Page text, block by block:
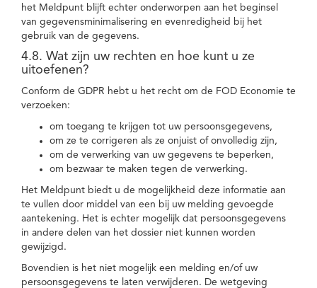
het Meldpunt blijft echter onderworpen aan het beginsel
van gegevensminimalisering en evenredigheid bij het
gebruik van de gegevens.
4.8. Wat zijn uw rechten en hoe kunt u ze
uitoefenen?
Conform de GDPR hebt u het recht om de FOD Economie te
verzoeken:
om toegang te krijgen tot uw persoonsgegevens,
om ze te corrigeren als ze onjuist of onvolledig zijn,
om de verwerking van uw gegevens te beperken,
om bezwaar te maken tegen de verwerking.
Het Meldpunt biedt u de mogelijkheid deze informatie aan
te vullen door middel van een bij uw melding gevoegde
aantekening. Het is echter mogelijk dat persoonsgegevens
in andere delen van het dossier niet kunnen worden
gewijzigd.
Bovendien is het niet mogelijk een melding en/of uw
persoonsgegevens te laten verwijderen. De wetgeving